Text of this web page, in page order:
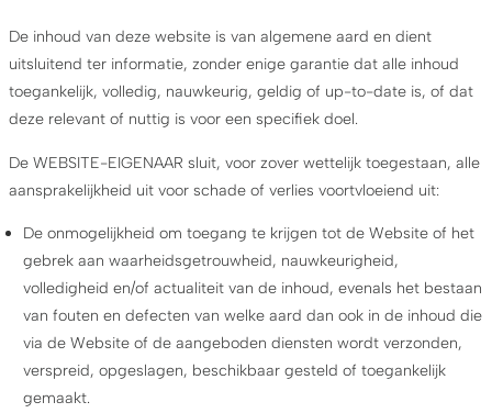
De inhoud van deze website is van algemene aard en dient
uitsluitend ter informatie, zonder enige garantie dat alle inhoud
toegankelijk, volledig, nauwkeurig, geldig of up-to-date is, of dat
deze relevant of nuttig is voor een specifiek doel.
De WEBSITE-EIGENAAR sluit, voor zover wettelijk toegestaan, alle
aansprakelijkheid uit voor schade of verlies voortvloeiend uit:
De onmogelijkheid om toegang te krijgen tot de Website of het
gebrek aan waarheidsgetrouwheid, nauwkeurigheid,
volledigheid en/of actualiteit van de inhoud, evenals het bestaan
van fouten en defecten van welke aard dan ook in de inhoud die
via de Website of de aangeboden diensten wordt verzonden,
verspreid, opgeslagen, beschikbaar gesteld of toegankelijk
gemaakt.